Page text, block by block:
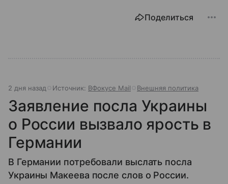
Поделиться
2 дня назад Источник: ВФокусе Mail Внешняя политика
Заявление посла Украины
о России вызвало ярость в
Германии
В Германии потребовали выслать посла
Украины Макеева после слов о России.